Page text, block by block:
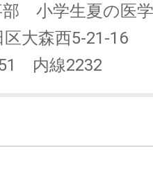
部 小学生夏の医
大森西5-21-16
内線2232